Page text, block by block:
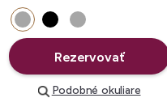
Rezervovať
Podobné okuliare